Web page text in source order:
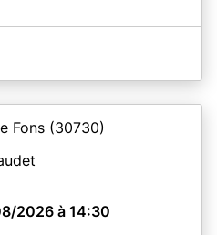
Fons (30730)
2026 à 14:30